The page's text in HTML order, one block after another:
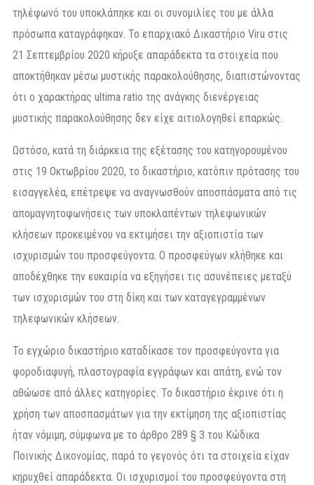
τηλέφωνό του υποκλάπηκε και οι συνομιλίες του με άλλα
πρόσωπα καταγράφηκαν. Το επαρχιακό Δικαστήριο Viru στις
21 Σεπτεμβρίου 2020 κήρυξε απαράδεκτα τα στοιχεία που
αποκτήθηκαν μέσω μυστικής παρακολούθησης, διαπιστώνοντας
ότι ο χαρακτήρας ultima ratio της ανάγκης διενέργειας
μυστικής παρακολούθησης δεν είχε αιτιολογηθεί επαρκώς.
Ωστόσο, κατά τη διάρκεια της εξέτασης του κατηγορουμένου
στις 19 Οκτωβρίου 2020, το δικαστήριο, κατόπιν πρότασης του
εισαγγελέα, επέτρεψε να αναγνωσθούν αποσπάσματα από τις
απομαγνητοφωνήσεις των υποκλαπέντων τηλεφωνικών
κλήσεων προκειμένου να εκτιμήσει την αξιοπιστία των
ισχυρισμών του προσφεύγοντα. Ο προσφεύγων κλήθηκε και
αποδέχθηκε την ευκαιρία να εξηγήσει τις ασυνέπειες μεταξύ
των ισχυρισμών του στη δίκη και των καταγεγραμμένων
τηλεφωνικών κλήσεων.
Το εγχώριο δικαστήριο καταδίκασε τον προσφεύγοντα για
φοροδιαφυγή, πλαστογραφία εγγράφων και απάτη, ενώ τον
αθώωσε από άλλες κατηγορίες. Το δικαστήριο έκρινε ότι η
χρήση των αποσπασμάτων για την εκτίμηση της αξιοπιστίας
ήταν νόμιμη, σύμφωνα με το άρθρο 289 § 3 του Κώδικα
Ποινικής Δικονομίας, παρά το γεγονός ότι τα στοιχεία είχαν
κηρυχθεί απαράδεκτα. Οι ισχυρισμοί του προσφεύγοντα στη